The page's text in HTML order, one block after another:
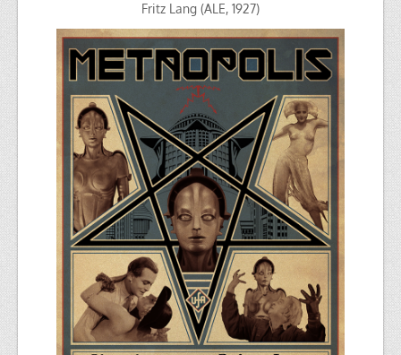
Fritz Lang (ALE, 1927)